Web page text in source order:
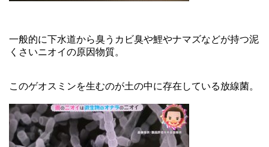
一般的に下水道から臭うカビ臭や鯉やナマズなどが持つ泥
くさいニオイの原因物質。
このゲオスミンを生むのが土の中に存在している放線菌。